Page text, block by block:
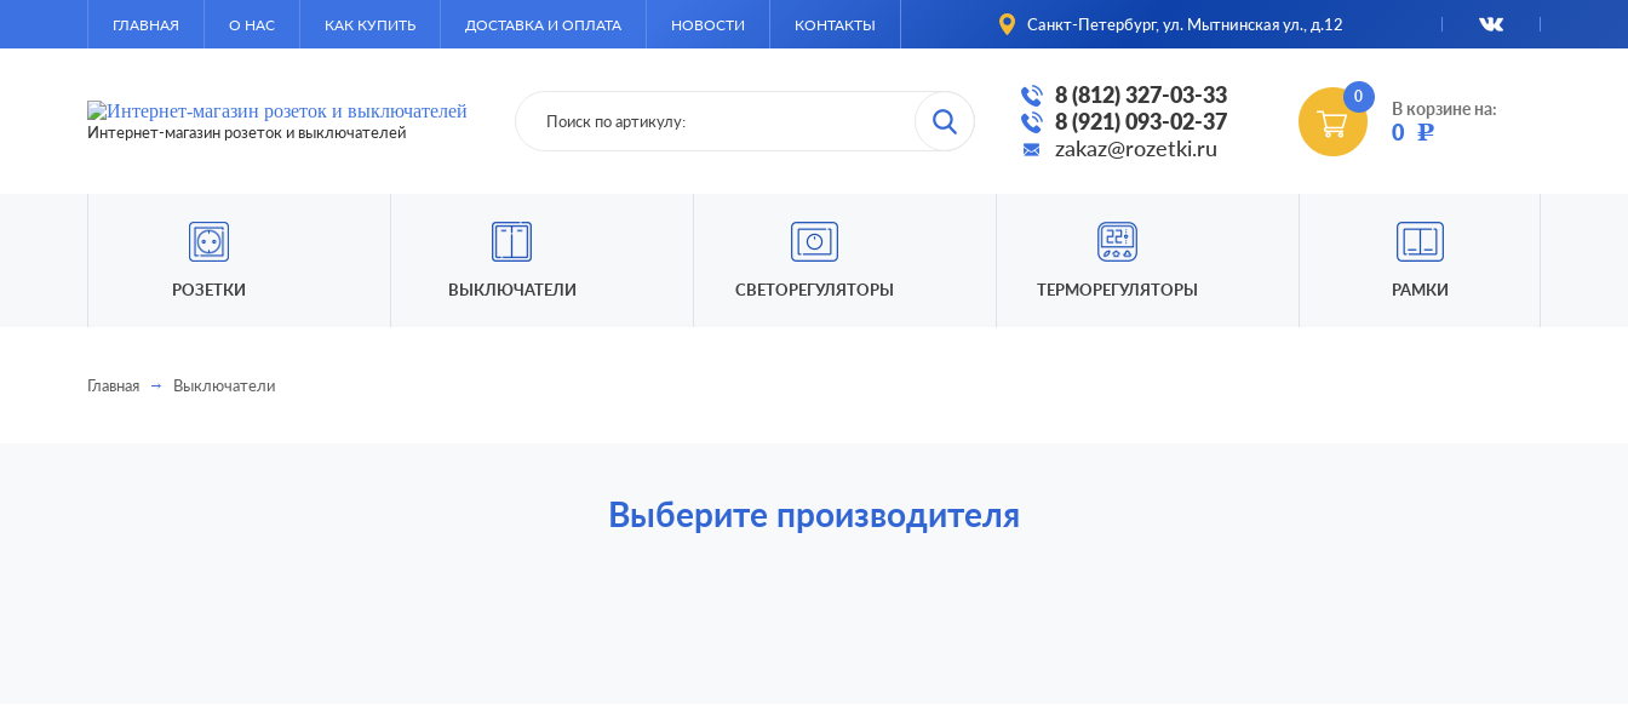
ГЛАВНАЯ О НАС КАК КУПИТЬ ДОСТАВКА И ОПЛАТА НОВОСТИ КОНТАКТЫ Санкт-Петербург, ул. Мытнинская ул., д.12
Интернет-магазин розеток и выключателей
8 (812) 327-03-33
8 (921) 093-02-37
zakaz@rozetki.ru
0
В корзине на:
0Р
РОЗЕТКИ ВЫКЛЮЧАТЕЛИ СВЕТОРЕГУЛЯТОРЫ ТЕРМОРЕГУЛЯТОРЫ РАМКИ
Главная Выключатели
Выберите производителя